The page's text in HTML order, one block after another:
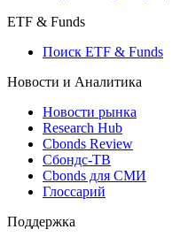
ETF & Funds
Поиск ETF & Funds
Новости и Аналитика
Новости рынка
Research Hub
Cbonds Review
Сбондс-ТВ
Cbonds для СМИ
Глоссарий
Поддержка